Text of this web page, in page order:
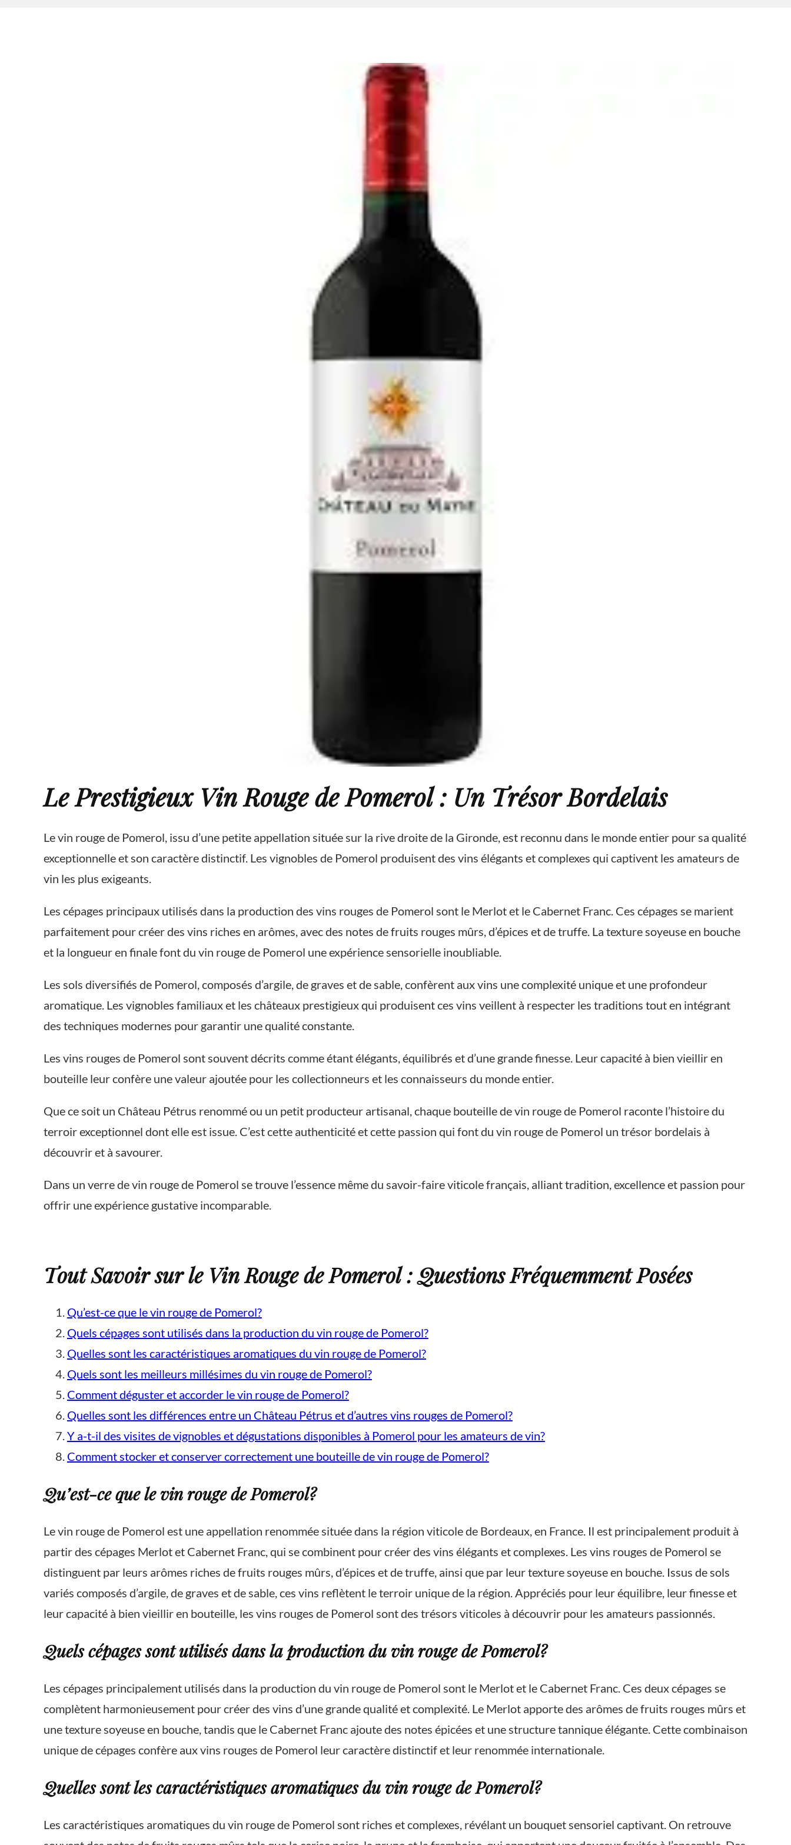
Le Prestigieux Vin Rouge de Pomerol : Un Trésor Bordelais
Le vin rouge de Pomerol, issu d’une petite appellation située sur la rive droite de la Gironde, est reconnu dans le monde entier pour sa qualité
exceptionnelle et son caractère distinctif. Les vignobles de Pomerol produisent des vins élégants et complexes qui captivent les amateurs de
vin les plus exigeants.
Les cépages principaux utilisés dans la production des vins rouges de Pomerol sont le Merlot et le Cabernet Franc. Ces cépages se marient
parfaitement pour créer des vins riches en arômes, avec des notes de fruits rouges mûrs, d’épices et de truffe. La texture soyeuse en bouche
et la longueur en finale font du vin rouge de Pomerol une expérience sensorielle inoubliable.
Les sols diversifiés de Pomerol, composés d’argile, de graves et de sable, confèrent aux vins une complexité unique et une profondeur
aromatique. Les vignobles familiaux et les châteaux prestigieux qui produisent ces vins veillent à respecter les traditions tout en intégrant
des techniques modernes pour garantir une qualité constante.
Les vins rouges de Pomerol sont souvent décrits comme étant élégants, équilibrés et d’une grande finesse. Leur capacité à bien vieillir en
bouteille leur confère une valeur ajoutée pour les collectionneurs et les connaisseurs du monde entier.
Que ce soit un Château Pétrus renommé ou un petit producteur artisanal, chaque bouteille de vin rouge de Pomerol raconte l’histoire du
terroir exceptionnel dont elle est issue. C’est cette authenticité et cette passion qui font du vin rouge de Pomerol un trésor bordelais à
découvrir et à savourer.
Dans un verre de vin rouge de Pomerol se trouve l’essence même du savoir-faire viticole français, alliant tradition, excellence et passion pour
offrir une expérience gustative incomparable.
Tout Savoir sur le Vin Rouge de Pomerol : Questions Fréquemment Posées
Qu’est-ce que le vin rouge de Pomerol?
Quels cépages sont utilisés dans la production du vin rouge de Pomerol?
Quelles sont les caractéristiques aromatiques du vin rouge de Pomerol?
Quels sont les meilleurs millésimes du vin rouge de Pomerol?
Comment déguster et accorder le vin rouge de Pomerol?
Quelles sont les différences entre un Château Pétrus et d’autres vins rouges de Pomerol?
Y a-t-il des visites de vignobles et dégustations disponibles à Pomerol pour les amateurs de vin?
Comment stocker et conserver correctement une bouteille de vin rouge de Pomerol?
Qu’est-ce que le vin rouge de Pomerol?
Le vin rouge de Pomerol est une appellation renommée située dans la région viticole de Bordeaux, en France. Il est principalement produit à
partir des cépages Merlot et Cabernet Franc, qui se combinent pour créer des vins élégants et complexes. Les vins rouges de Pomerol se
distinguent par leurs arômes riches de fruits rouges mûrs, d’épices et de truffe, ainsi que par leur texture soyeuse en bouche. Issus de sols
variés composés d’argile, de graves et de sable, ces vins reflètent le terroir unique de la région. Appréciés pour leur équilibre, leur finesse et
leur capacité à bien vieillir en bouteille, les vins rouges de Pomerol sont des trésors viticoles à découvrir pour les amateurs passionnés.
Quels cépages sont utilisés dans la production du vin rouge de Pomerol?
Les cépages principalement utilisés dans la production du vin rouge de Pomerol sont le Merlot et le Cabernet Franc. Ces deux cépages se
complètent harmonieusement pour créer des vins d’une grande qualité et complexité. Le Merlot apporte des arômes de fruits rouges mûrs et
une texture soyeuse en bouche, tandis que le Cabernet Franc ajoute des notes épicées et une structure tannique élégante. Cette combinaison
unique de cépages confère aux vins rouges de Pomerol leur caractère distinctif et leur renommée internationale.
Quelles sont les caractéristiques aromatiques du vin rouge de Pomerol?
Les caractéristiques aromatiques du vin rouge de Pomerol sont riches et complexes, révélant un bouquet sensoriel captivant. On retrouve